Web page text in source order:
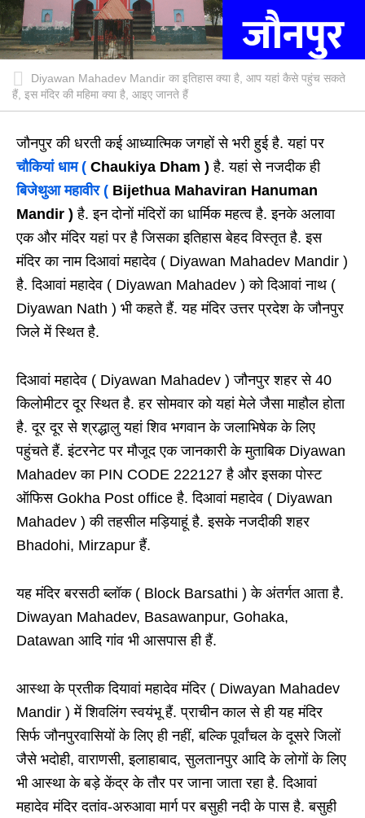
Diyawan Mahadev Mandir का इतिहास क्या है, आप यहां कैसे पहुंच सकते
हैं, इस मंदिर की महिमा क्या है, आइए जानते हैं
जौनपुर की धरती कई आध्यात्मिक जगहों से भरी हुई है. यहां पर
चौकियां धाम ( Chaukiya Dham ) है. यहां से नजदीक ही
बिजेथुआ महावीर ( Bijethua Mahaviran Hanuman
Mandir ) है. इन दोनों मंदिरों का धार्मिक महत्व है. इनके अलावा
एक और मंदिर यहां पर है जिसका इतिहास बेहद विस्तृत है. इस
मंदिर का नाम दिआवां महादेव ( Diyawan Mahadev Mandir )
है. दिआवां महादेव ( Diyawan Mahadev ) को दिआवां नाथ (
Diyawan Nath ) भी कहते हैं. यह मंदिर उत्तर प्रदेश के जौनपुर
जिले में स्थित है.
दिआवां महादेव ( Diyawan Mahadev ) जौनपुर शहर से 40
किलोमीटर दूर स्थित है. हर सोमवार को यहां मेले जैसा माहौल होता
है. दूर दूर से श्रद्धालु यहां शिव भगवान के जलाभिषेक के लिए
पहुंचते हैं. इंटरनेट पर मौजूद एक जानकारी के मुताबिक Diyawan
Mahadev का PIN CODE 222127 है और इसका पोस्ट
ऑफिस Gokha Post office है. दिआवां महादेव ( Diyawan
Mahadev ) की तहसील मड़ियाहूं है. इसके नजदीकी शहर
Bhadohi, Mirzapur हैं.
यह मंदिर बरसठी ब्लॉक ( Block Barsathi ) के अंतर्गत आता है.
Diwayan Mahadev, Basawanpur, Gohaka,
Datawan आदि गांव भी आसपास ही हैं.
आस्था के प्रतीक दियावां महादेव मंदिर ( Diwayan Mahadev
Mandir ) में शिवलिंग स्वयंभू हैं. प्राचीन काल से ही यह मंदिर
सिर्फ जौनपुरवासियों के लिए ही नहीं, बल्कि पूर्वांचल के दूसरे जिलों
जैसे भदोही, वाराणसी, इलाहाबाद, सुलतानपुर आदि के लोगों के लिए
भी आस्था के बड़े केंद्र के तौर पर जाना जाता रहा है. दिआवां
महादेव मंदिर दतांव-अरुआवा मार्ग पर बसुही नदी के पास है. बसुही